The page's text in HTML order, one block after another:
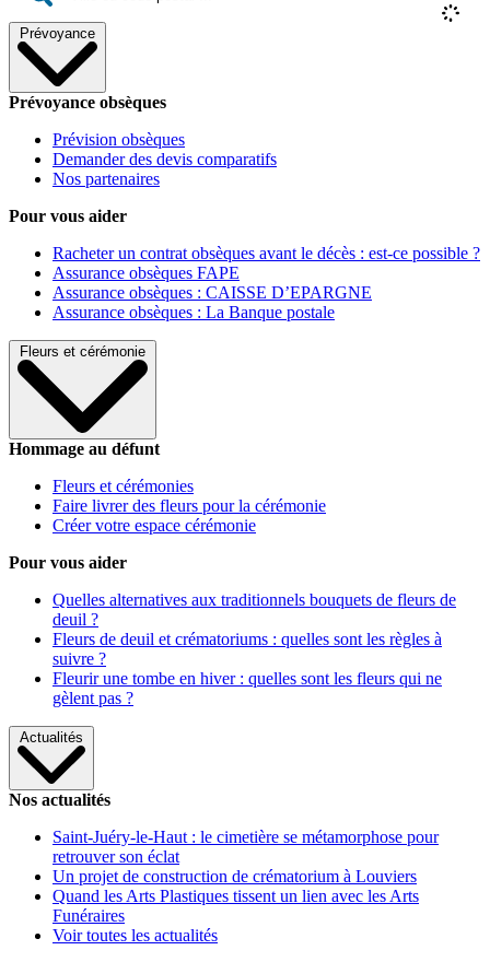
Prévoyance
Prévoyance obsèques
Prévision obsèques
Demander des devis comparatifs
Nos partenaires
Pour vous aider
Racheter un contrat obsèques avant le décès : est-ce possible ?
Assurance obsèques FAPE
Assurance obsèques : CAISSE D’EPARGNE
Assurance obsèques : La Banque postale
Fleurs et cérémonie
Hommage au défunt
Fleurs et cérémonies
Faire livrer des fleurs pour la cérémonie
Créer votre espace cérémonie
Pour vous aider
Quelles alternatives aux traditionnels bouquets de fleurs de
deuil ?
Fleurs de deuil et crématoriums : quelles sont les règles à
suivre ?
Fleurir une tombe en hiver : quelles sont les fleurs qui ne
gèlent pas ?
Actualités
Nos actualités
Saint-Juéry-le-Haut : le cimetière se métamorphose pour
retrouver son éclat
Un projet de construction de crématorium à Louviers
Quand les Arts Plastiques tissent un lien avec les Arts
Funéraires
Voir toutes les actualités